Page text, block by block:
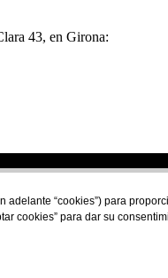
43, en Girona:
“cookies”) para
cookies” para dar su